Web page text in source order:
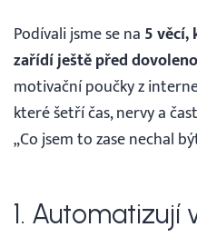
Podívali jsme se na 5 věcí,
zařídí ještě před
motivační poučky z
které šetří čas, nervy a
„Co jsem to zase nechal
1. Automatizují